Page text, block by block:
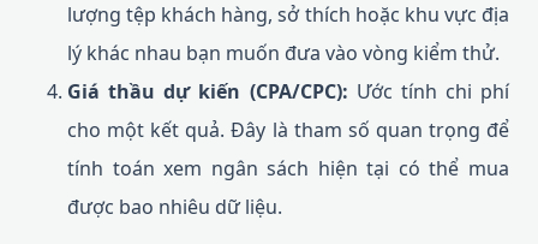
lượng tệp khách hàng, sở thích hoặc khu vực địa
lý khác nhau bạn muốn đưa vào vòng kiểm thử.
Giá thầu dự kiến (CPA/CPC): Ước tính chi phí
cho một kết quả. Đây là tham số quan trọng để
tính toán xem ngân sách hiện tại có thể mua
được bao nhiêu dữ liệu.